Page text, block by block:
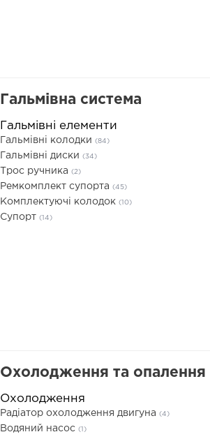
Гальмівна система
Гальмівні елементи
Гальмівні колодки (84)
Гальмівні диски (34)
Трос ручника (2)
Ремкомплект супорта (45)
Комплектуючі колодок (10)
Супорт (14)
Охолодження та опалення
Охолодження
Радіатор охолодження двигуна (4)
Водяний насос (1)